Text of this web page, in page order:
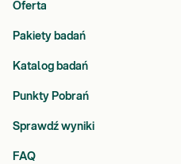
Oferta
Pakiety badań
Katalog badań
Punkty Pobrań
Sprawdź wyniki
FAQ